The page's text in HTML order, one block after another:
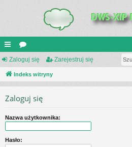
UI
C
IN
or
a
Zaloguj się Zarejestruj się
Indeks witryny
Zaloguj się
Nazwa użytkownika:
Hasło: